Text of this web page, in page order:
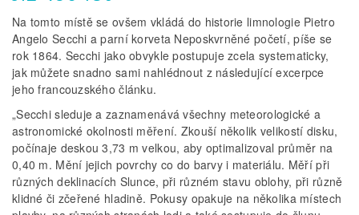
Na tomto místě se ovšem vkládá do historie limnologie Pietro
Angelo Secchi a parní korveta Neposkvrněné početí, píše se
rok 1864. Secchi jako obvykle postupuje zcela systematicky,
jak můžete snadno sami nahlédnout z následující excerpce
jeho francouzského článku.
„Secchi sleduje a zaznamenává všechny meteorologické a
astronomické okolnosti měření. Zkouší několik velikostí disku,
počínaje deskou 3,73 m velkou, aby optimalizoval průměr na
0,40 m. Mění jejich povrchy co do barvy i materiálu. Měří při
různých deklinacích Slunce, při různém stavu oblohy, při různě
klidné či zčeřené hladině. Pokusy opakuje na několika místech